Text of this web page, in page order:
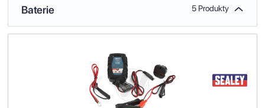
Baterie 5 Produkty